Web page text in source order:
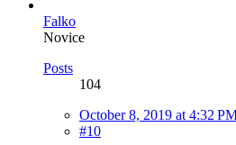
Falko
Novice
Posts
104
October 8, 2019 at 4:32
#10